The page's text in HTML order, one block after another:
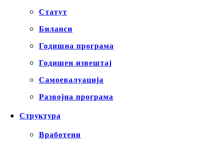
Статут
Биланси
Годишна програма
Годишен извештај
Самоевалуација
Развојна програма
Структура
Вработени